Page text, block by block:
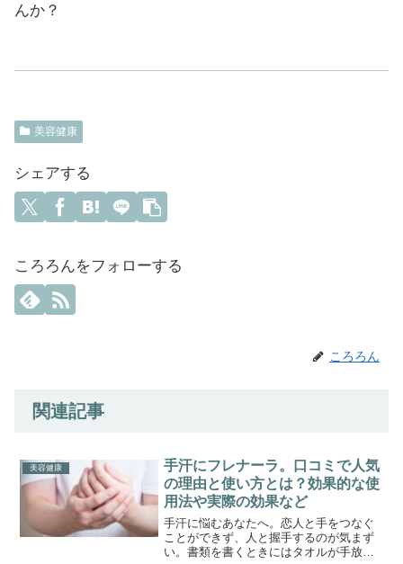
んか？
美容健康
シェアする
ころろんをフォローする
ころろん
関連記事
美容健康
手汗にフレナーラ。口コミで人気
の理由と使い方とは？効果的な使
用法や実際の効果など
手汗に悩むあなたへ。恋人と手をつなぐ
ことができず、人と握手するのが気まず
い。書類を書くときにはタオルが手放せ